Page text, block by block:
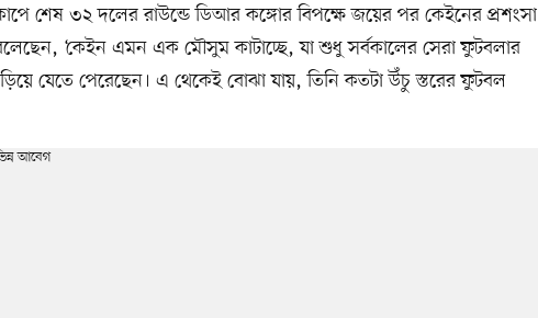
শেষ ৩২ দলের রাউন্ডে ডিআর কঙ্গোর বিপক্ষে জয়ের পর কেইনের প্রশংসা
‘কেইন এমন এক মৌসুম কাটাচ্ছে, যা শুধু সর্বকালের সেরা ফুটবলার
যেতে পেরেছেন। এ থেকেই বোঝা যায়, তিনি কতটা উঁচু স্তরের ফুটবল